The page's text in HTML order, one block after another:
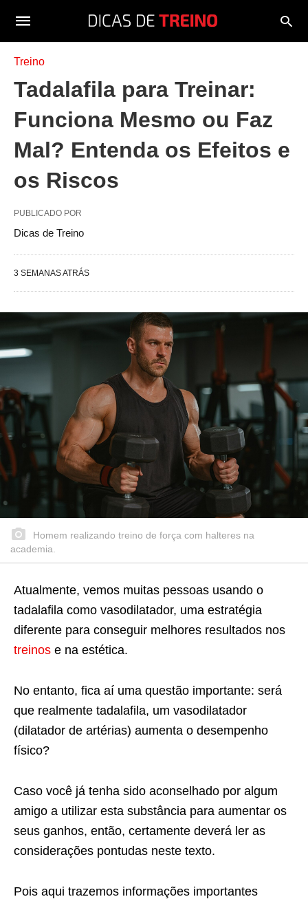
Treino
Tadalafila para Treinar:
Funciona Mesmo ou Faz
Mal? Entenda os Efeitos e
os Riscos
PUBLICADO POR
Dicas de Treino
3 SEMANAS ATRÁS
Homem realizando treino de força com halteres na
academia.
Atualmente, vemos muitas pessoas usando o
tadalafila como vasodilatador, uma estratégia
diferente para conseguir melhores resultados nos
treinos e na estética.
No entanto, fica aí uma questão importante: será
que realmente tadalafila, um vasodilatador
(dilatador de artérias) aumenta o desempenho
físico?
Caso você já tenha sido aconselhado por algum
amigo a utilizar esta substância para aumentar os
seus ganhos, então, certamente deverá ler as
considerações pontudas neste texto.
Pois aqui trazemos informações importantes